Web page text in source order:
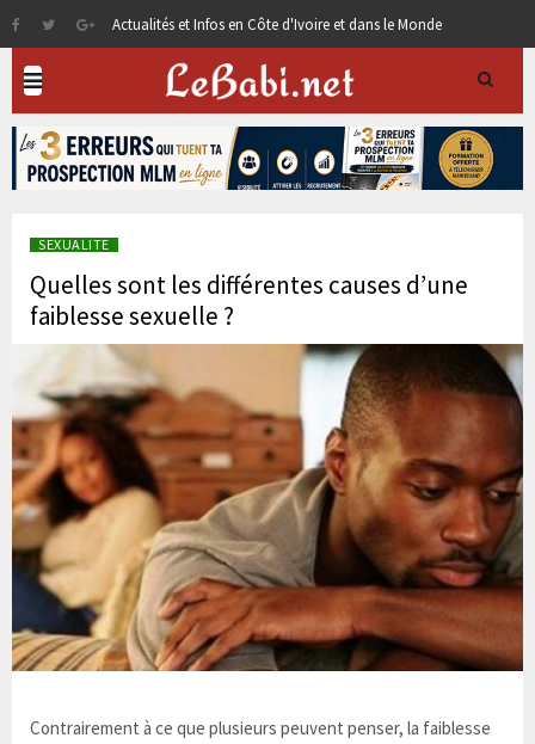
Actualités et Infos en Côte d'Ivoire et dans le Monde
SEXUALITE
Quelles sont les différentes causes d’une
faiblesse sexuelle ?
Contrairement à ce que plusieurs peuvent penser, la faiblesse